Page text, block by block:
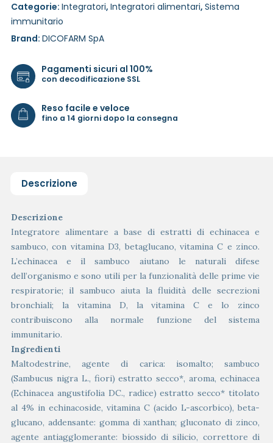
Categorie: Integratori, Integratori alimentari, Sistema
immunitario
Brand: DICOFARM SpA
Pagamenti sicuri al 100%
con decodificazione SSL
Reso facile e veloce
fino a 14 giorni dopo la consegna
Descrizione
Descrizione
Integratore alimentare a base di estratti di echinacea e
sambuco, con vitamina D3, betaglucano, vitamina C e zinco.
L’echinacea e il sambuco aiutano le naturali difese
dell’organismo e sono utili per la funzionalità delle prime vie
respiratorie; il sambuco aiuta la fluidità delle secrezioni
bronchiali; la vitamina D, la vitamina C e lo zinco
contribuiscono alla normale funzione del sistema
immunitario.
Ingredienti
Maltodestrine, agente di carica: isomalto; sambuco
(Sambucus nigra L., fiori) estratto secco*, aroma, echinacea
(Echinacea angustifolia DC., radice) estratto secco* titolato
al 4% in echinacoside, vitamina C (acido L-ascorbico), beta-
glucano, addensante: gomma di xanthan; gluconato di zinco,
agente antiagglomerante: biossido di silicio, correttore di